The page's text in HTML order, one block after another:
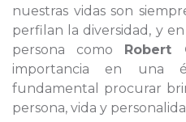
nuestras vidas son
perfilan la diversidad, y
persona como Robert
importancia en una
fundamental procurar
persona, vida y